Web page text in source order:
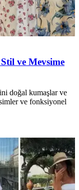
ve Mevsime
doğal kumaşlar ve
ve fonksiyonel